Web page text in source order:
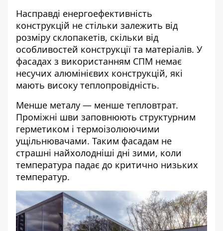
Насправді енергоефективність
конструкцій не стільки залежить від
розміру склопакетів, скільки від
особливостей конструкції та матеріалів. У
фасадах з використанням СПМ немає
несучих алюмінієвих конструкцій, які
мають високу теплопровідність.
Менше металу — менше тепловтрат.
Проміжні шви заповнюють структурним
герметиком і термоізолюючими
ущільнювачами. Таким фасадам не
страшні найхолодніші дні зими, коли
температура падає до критично низьких
температур.